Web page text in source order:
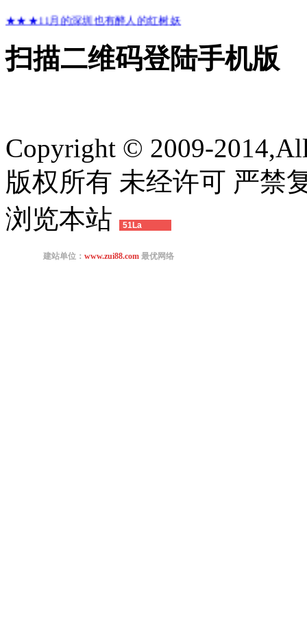
★CO-TECH参加15年深圳国际高性能薄膜制造技术展
扫描二维码登陆手机版
Copyright © 2009-
版权所有 未经许可 严禁
浏览本站
51La